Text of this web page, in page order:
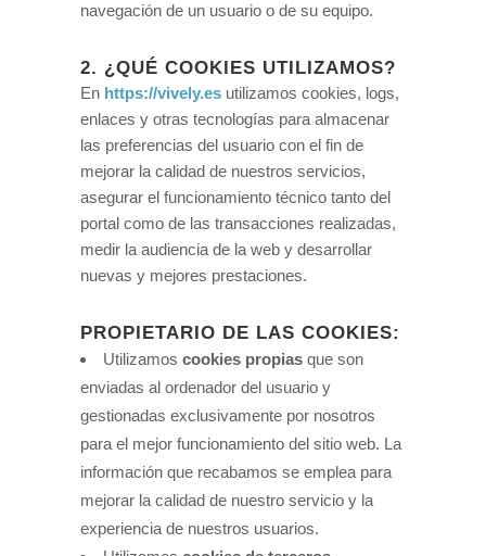
navegación de un usuario o de su equipo.
2. ¿QUÉ COOKIES UTILIZAMOS?
En https://vively.es utilizamos cookies, logs,
enlaces y otras tecnologías para almacenar
las preferencias del usuario con el fin de
mejorar la calidad de nuestros servicios,
asegurar el funcionamiento técnico tanto del
portal como de las transacciones realizadas,
medir la audiencia de la web y desarrollar
nuevas y mejores prestaciones.
PROPIETARIO DE LAS COOKIES:
Utilizamos cookies propias que son
enviadas al ordenador del usuario y
gestionadas exclusivamente por nosotros
para el mejor funcionamiento del sitio web. La
información que recabamos se emplea para
mejorar la calidad de nuestro servicio y la
experiencia de nuestros usuarios.